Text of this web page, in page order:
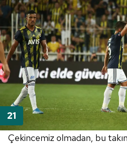
Çekincemiz olmadan, bu